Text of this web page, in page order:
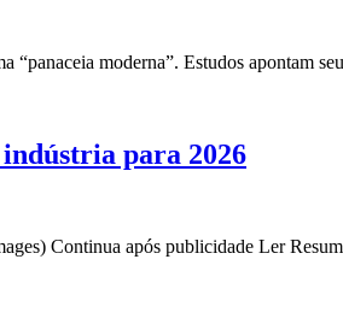
“panaceia moderna”. Estudos apontam
para 2026
Continua após publicidade Ler